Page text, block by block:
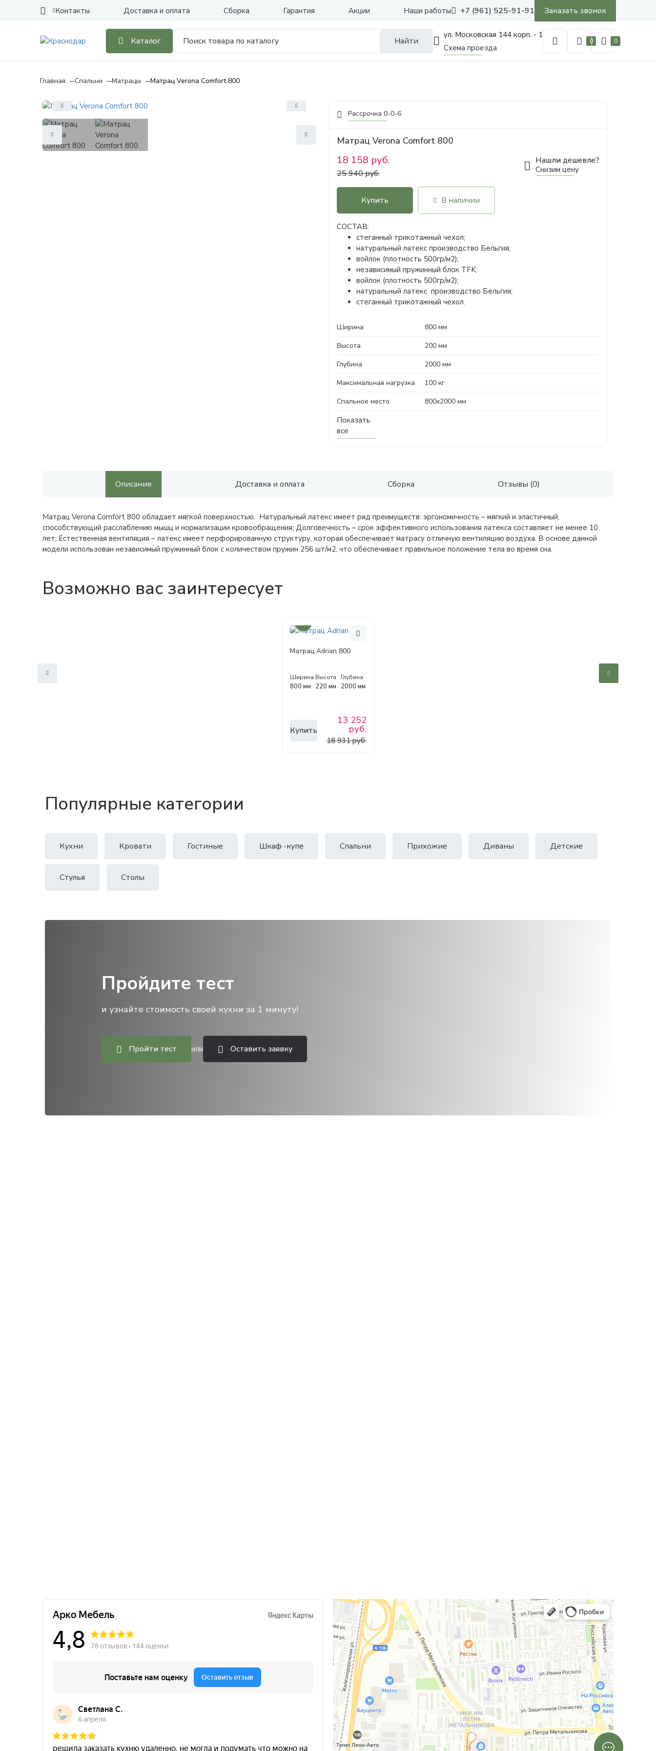
Контакты Доставка и оплата Сборка Гарантия Наши работы
Акции +7 (961) 525-91-91 Заказать звонок
Каталог Найти
ул. Московская 144 корп. - 1
Схема проезда
0 0
Главная Спальни Матрацы Матрац Verona Comfort 800
Рассрочка 0-0-6
Матрац Verona Comfort 800
18 158 руб.
25 940 руб.
Нашли дешевле?
Снизим цену
Купить В наличии
СОСТАВ:
стеганный трикотажный чехол;
натуральный латекс производство Бельгия;
войлок (плотность 500гр/м2);
независимый пружинный блок TFK;
войлок (плотность 500гр/м2);
натуральный латекс производство Бельгия;
стеганный трикотажный чехол.
Ширина
800 мм
Высота
200 мм
Глубина
2000 мм
Максимальная нагрузка
100 кг
Спальное место
800х2000 мм
Показать
все
Описание Доставка и оплата Сборка Отзывы (0)
Матрац Verona Comfort 800 обладает мягкой поверхностью. Натуральный латекс имеет ряд преимуществ: эргономичность – мягкий и эластичный,
способствующий расслаблению мышц и нормализации кровообращения; Долговечность – срок эффективного использования латекса составляет не менее 10
лет; Естественная вентиляция – латекс имеет перфорированную структуру, которая обеспечивает матрасу отличную вентиляцию воздуха. В основе данной
модели использован независимый пружинный блок с количеством пружин 256 шт/м2, что обеспечивает правильное положение тела во время сна.
Возможно вас заинтересует
Матрац Adrian 800
Ширина
800 мм
Высота
220 мм
Глубина
2000 мм
Купить
13 252
руб.
18 931 руб.
Популярные категории
Кухни Кровати Гостиные Шкаф -купе Спальни Прихожие Диваны Детские
Стулья Столы
Пройдите тест
и узнайте стоимость своей кухни за 1 минуту!
Пройти тест или Оставить заявку